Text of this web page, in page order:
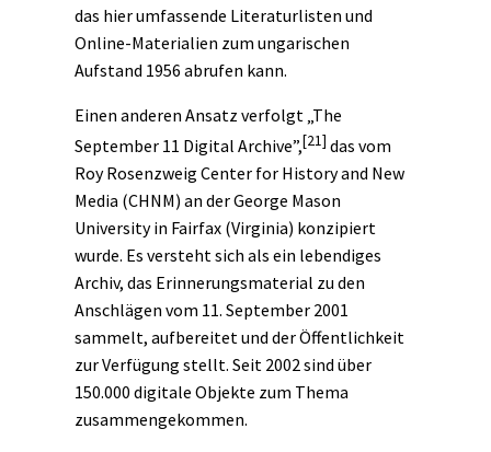
das hier umfassende Literaturlisten und
Online-Materialien zum ungarischen
Aufstand 1956 abrufen kann.
Einen anderen Ansatz verfolgt „The
September 11 Digital Archive”,[21] das vom
Roy Rosenzweig Center for History and New
Media (CHNM) an der George Mason
University in Fairfax (Virginia) konzipiert
wurde. Es versteht sich als ein lebendiges
Archiv, das Erinnerungsmaterial zu den
Anschlägen vom 11. September 2001
sammelt, aufbereitet und der Öffentlichkeit
zur Verfügung stellt. Seit 2002 sind über
150.000 digitale Objekte zum Thema
zusammengekommen.